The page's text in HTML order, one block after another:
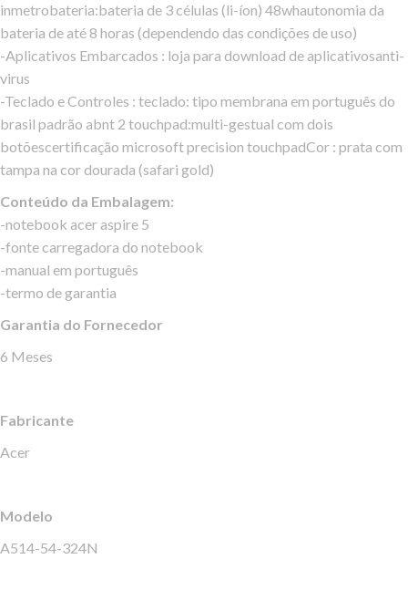
inmetrobateria:bateria de 3 células (li-íon) 48whautonomia da
bateria de até 8 horas (dependendo das condições de uso)
-Aplicativos Embarcados : loja para download de aplicativosanti-
virus
-Teclado e Controles : teclado: tipo membrana em português do
brasil padrão abnt 2 touchpad:multi-gestual com dois
botõescertificação microsoft precision touchpadCor : prata com
tampa na cor dourada (safari gold)
Conteúdo da Embalagem:
-notebook acer aspire 5
-fonte carregadora do notebook
-manual em português
-termo de garantia
Garantia do Fornecedor
6 Meses
Fabricante
Acer
Modelo
A514-54-324N